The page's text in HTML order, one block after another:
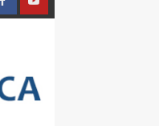
FacebookYountube